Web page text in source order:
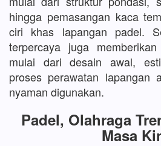
hingga pemasangan kaca
ciri khas lapangan padel.
terpercaya juga
mulai dari desain awal,
proses perawatan lapangan
nyaman digunakan.
Padel, Olahraga
Masa